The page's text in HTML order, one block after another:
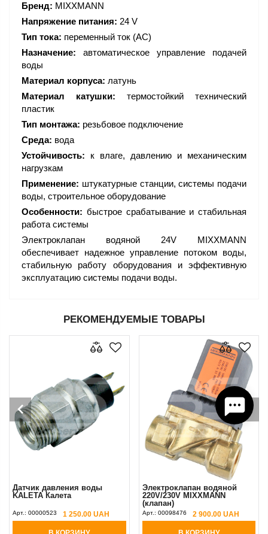
Бренд: MIXXMANN
Напряжение питания: 24 V
Тип тока: переменный ток (AC)
Назначение: автоматическое управление подачей
воды
Материал корпуса: латунь
Материал катушки: термостойкий технический
пластик
Тип монтажа: резьбовое подключение
Среда: вода
Устойчивость: к влаге, давлению и механическим
нагрузкам
Применение: штукатурные станции, системы подачи
воды, строительное оборудование
Особенности: быстрое срабатывание и стабильная
работа системы
Электроклапан водяной 24V MIXXMANN
обеспечивает надежное управление потоком воды,
стабильную работу оборудования и эффективную
эксплуатацию системы подачи воды.
РЕКОМЕНДУЕМЫЕ ТОВАРЫ
Датчик давления воды
KALETA Калета
Арт.: 00000523 1 250.00 UAH
Электроклапан водяной
220V/230V MIXXMANN
(клапан)
Арт.: 00098476 2 900.00 UAH